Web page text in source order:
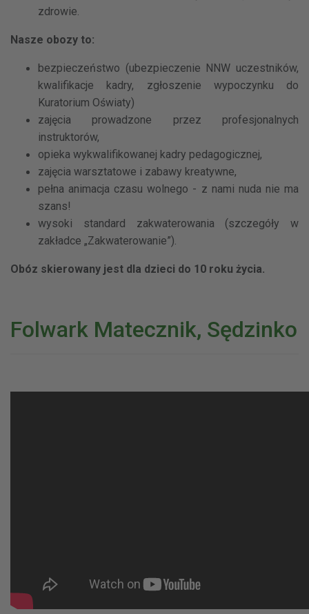
zdrowie.
Nasze obozy to:
bezpieczeństwo (ubezpieczenie NNW uczestników,
kwalifikacje kadry, zgłoszenie wypoczynku do
Kuratorium Oświaty)
zajęcia prowadzone przez profesjonalnych
instruktorów,
opieka wykwalifikowanej kadry pedagogicznej,
zajęcia warsztatowe i zabawy kreatywne,
pełna animacja czasu wolnego - z nami nuda nie ma
szans!
wysoki standard zakwaterowania (szczegóły w
zakładce „Zakwaterowanie”).
Obóz skierowany jest dla dzieci do 10 roku życia.
Folwark Matecznik, Sędzinko